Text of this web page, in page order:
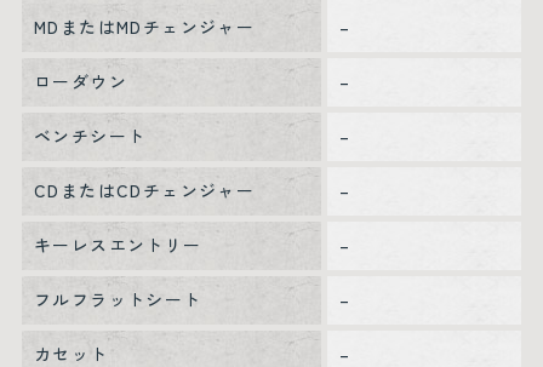
MDまたはMDチェンジャー
–
ローダウン –
ベンチシート –
CDまたはCDチェンジャー –
キーレスエントリー –
フルフラットシート –
カセット –